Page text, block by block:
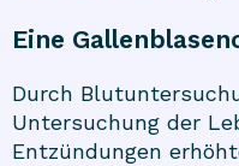
Eine
Durch
Untersuchung der
Entzündungen